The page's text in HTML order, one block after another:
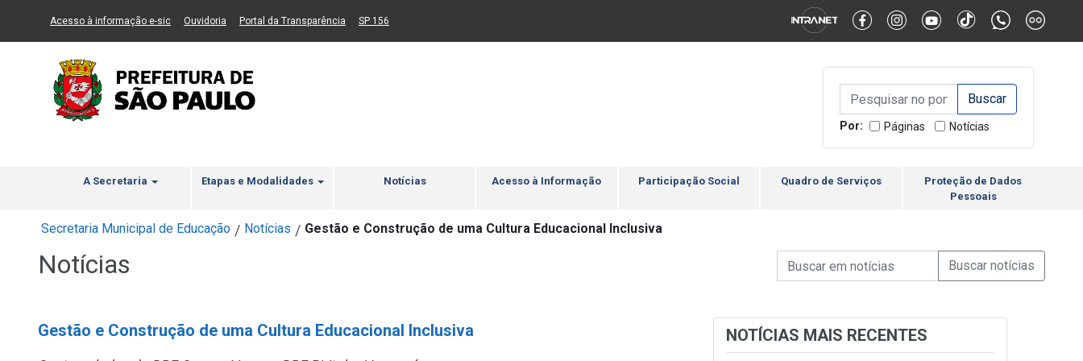
Ir ao Conteúdo Ir para menu principal 2 Ir para busca Ir para rodapé Alternar Alto Contraste Alternar Tamanho da Fonte
Acesso à informação e-sic(Link para um novo sítio)
Ouvidoria (Link para um novo sítio)
Portal da Transparência (Link para um novo sítio)
SP 156
Campo de Busca de
Campo de Busca de informaçõesEnviar a Busca
Por: Páginas Notícias
A Secretaria Etapas e Modalidades Notícias Acesso à Informação Participação Social Quadro de Serviços
Proteção de Dados
Pessoais
Secretaria Municipal de Educação / Notícias / Gestão e Construção de uma Cultura Educacional Inclusiva
Notícias Campo de Busca de Notícias
Campo de Busca de informaçõesEnviar a Busca de
Gestão e Construção de uma Cultura Educacional Inclusiva NOTÍCIAS MAIS RECENTES